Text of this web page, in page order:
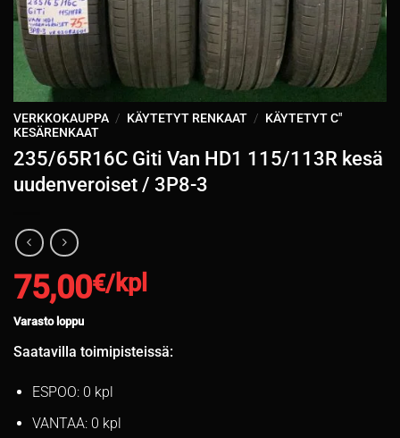
VERKKOKAUPPA / KÄYTETYT RENKAAT / KÄYTETYT C"
KESÄRENKAAT
235/65R16C Giti Van HD1 115/113R kesä
uudenveroiset / 3P8-3
75,00€/kpl
Varasto loppu
Saatavilla toimipisteissä:
ESPOO: 0 kpl
VANTAA: 0 kpl